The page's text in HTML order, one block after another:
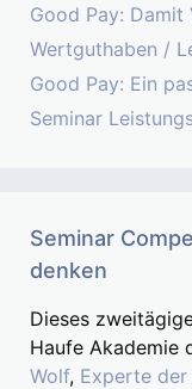
Good Pay:
Wertguthaben /
Good Pay: Ein
Seminar
Seminar
denken
Dieses
Haufe Akademie
Wolf, Experte